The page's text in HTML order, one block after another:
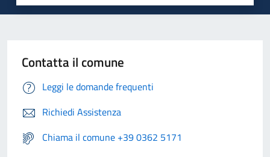
Contatta il comune
Leggi le domande frequenti
Richiedi Assistenza
Chiama il comune +39 0362 5171